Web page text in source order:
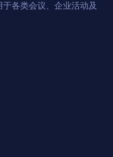
各类会议、企业活动及